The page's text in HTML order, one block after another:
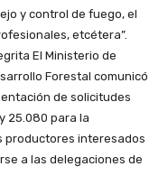
y control de fuego, el
etcétera”.
El Ministerio de
Forestal comunicó
de solicitudes
25.080 para la
productores interesados
a las delegaciones de